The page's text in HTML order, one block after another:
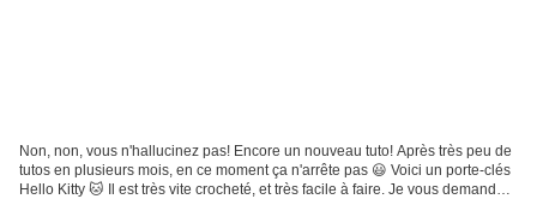
Non, non, vous n'hallucinez pas! Encore un nouveau tuto! Après très peu de
tutos en plusieurs mois, en ce moment ça n'arrête pas 😃 Voici un porte-clés
Hello Kitty 🐱 Il est très vite crocheté, et très facile à faire. Je vous demandais